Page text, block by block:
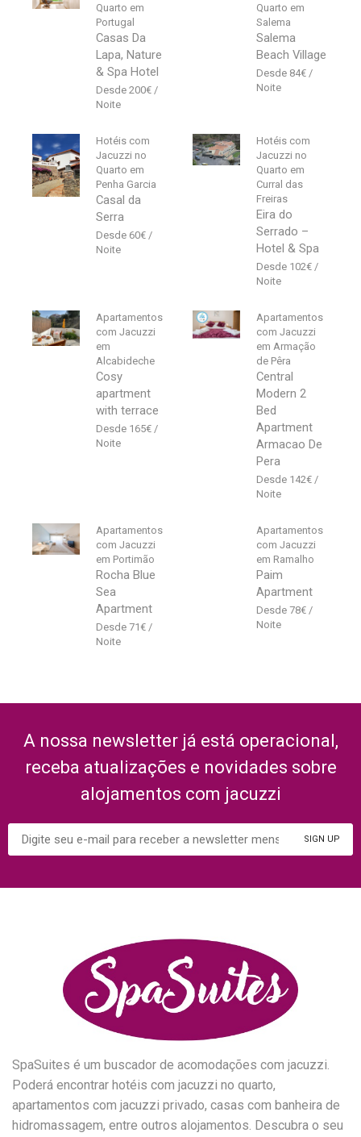
Quarto em
Portugal
Casas Da
Lapa, Nature
& Spa Hotel
200€
Quarto em
Salema
Salema
Beach Village
84€
Hotéis com
Jacuzzi no
Quarto em
Penha Garcia
Casal da
Serra
60€
Hotéis com
Jacuzzi no
Quarto em
Curral das
Freiras
Eira do
Serrado –
Hotel & Spa
102€
Apartamentos
com Jacuzzi
em
Alcabideche
Cosy
apartment
with terrace
165€
Apartamentos
com Jacuzzi
em Armação
de Pêra
Central
Modern 2
Bed
Apartment
Armacao De
Pera
142€
Apartamentos
com Jacuzzi
em Portimão
Rocha Blue
Sea
Apartment
71€
Apartamentos
com Jacuzzi
em Ramalho
Paim
Apartment
78€
A nossa newsletter já está operacional,
receba atualizações e novidades sobre
alojamentos com jacuzzi
SpaSuites é um buscador de acomodações com jacuzzi.
Poderá encontrar hotéis com jacuzzi no quarto,
apartamentos com jacuzzi privado, casas com banheira de
hidromassagem, entre outros alojamentos. Descubra o seu